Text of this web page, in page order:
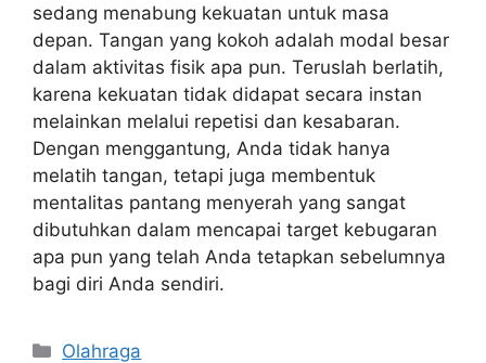
sedang menabung kekuatan untuk masa
depan. Tangan yang kokoh adalah modal besar
dalam aktivitas fisik apa pun. Teruslah berlatih,
karena kekuatan tidak didapat secara instan
melainkan melalui repetisi dan kesabaran.
Dengan menggantung, Anda tidak hanya
melatih tangan, tetapi juga membentuk
mentalitas pantang menyerah yang sangat
dibutuhkan dalam mencapai target kebugaran
apa pun yang telah Anda tetapkan sebelumnya
bagi diri Anda sendiri.
Kategori
Olahraga